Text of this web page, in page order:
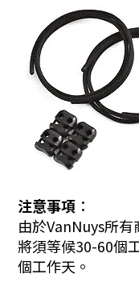
注意事項︰
由於VanNuys所
將須等候30-60個
個工作天。